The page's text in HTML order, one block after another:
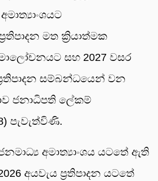
මත ක්‍රියාත්මක
සහ 2027 වසර
සම්බන්ධයෙන් වන
ජනාධිපති ලේකම්
පැවැත්විණි.
අමාත්‍යාංශය යටතේ ඇති
අයවැය ප්‍රතිපාදන යටතේ